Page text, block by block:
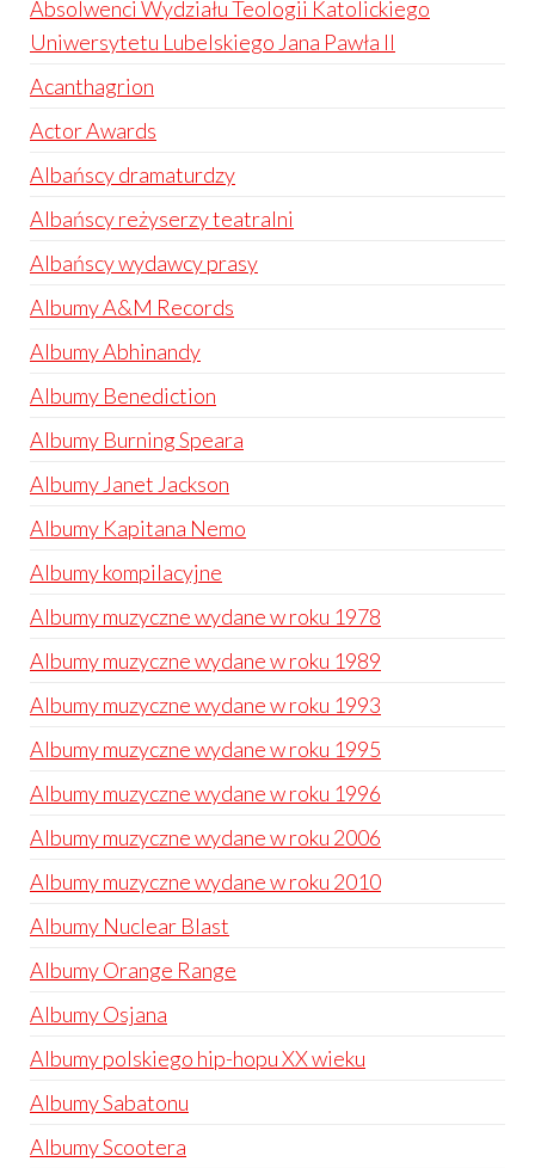
Absolwenci Wydziału Teologii Katolickiego
Uniwersytetu Lubelskiego Jana Pawła II
Acanthagrion
Actor Awards
Albańscy dramaturdzy
Albańscy reżyserzy teatralni
Albańscy wydawcy prasy
Albumy A&M Records
Albumy Abhinandy
Albumy Benediction
Albumy Burning Speara
Albumy Janet Jackson
Albumy Kapitana Nemo
Albumy kompilacyjne
Albumy muzyczne wydane w roku 1978
Albumy muzyczne wydane w roku 1989
Albumy muzyczne wydane w roku 1993
Albumy muzyczne wydane w roku 1995
Albumy muzyczne wydane w roku 1996
Albumy muzyczne wydane w roku 2006
Albumy muzyczne wydane w roku 2010
Albumy Nuclear Blast
Albumy Orange Range
Albumy Osjana
Albumy polskiego hip-hopu XX wieku
Albumy Sabatonu
Albumy Scootera